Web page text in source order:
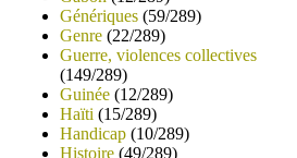
Génériques (59/289)
Genre (22/289)
Guerre, violences collectives
(149/289)
Guinée (12/289)
Haïti (15/289)
Handicap (10/289)
Histoire (49/289)